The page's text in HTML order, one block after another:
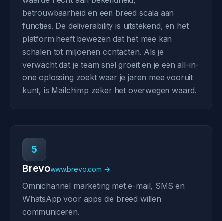
betrouwbaarheid en een breed scala aan
functies. De deliverability is uitstekend, en het
platform heeft bewezen dat het mee kan
schalen tot miljoenen contacten. Als je
verwacht dat je team snel groeit en je een all-in-
one oplossing zoekt waar je jaren mee vooruit
kunt, is Mailchimp zeker het overwegen waard.
5
Brevowww.brevo.com →
Omnichannel marketing met e-mail, SMS en
WhatsApp voor apps die breed willen
communiceren.